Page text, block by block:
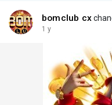
bomclub cx
1 y